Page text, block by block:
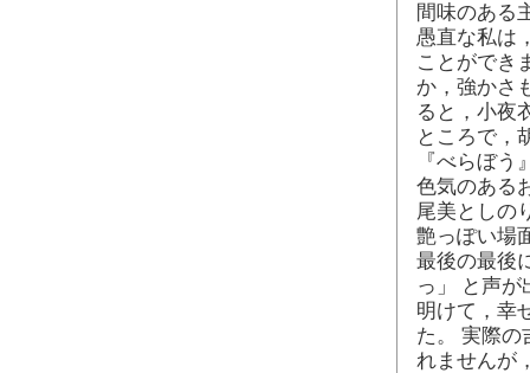
間味のある
愚直な私は
ことができ
か，強かさ
ると，小夜
ところで，
『べらぼ
色気のある
尾美としの
艶っぽい場
最後の最後
っ」 と声
明けて，幸
た。 実際の
れませんが